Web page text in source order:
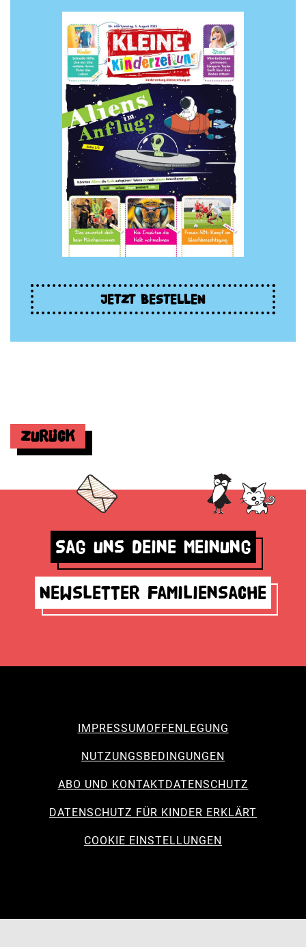
JETZT BESTELLEN
Zurück
Sag uns deine Meinung
Newsletter Familiensache
IMPRESSUM OFFENLEGUNG
NUTZUNGSBEDINGUNGEN
ABO UND KONTAKTDATENSCHUTZ
DATENSCHUTZ FÜR KINDER ERKLÄRT
COOKIE EINSTELLUNGEN